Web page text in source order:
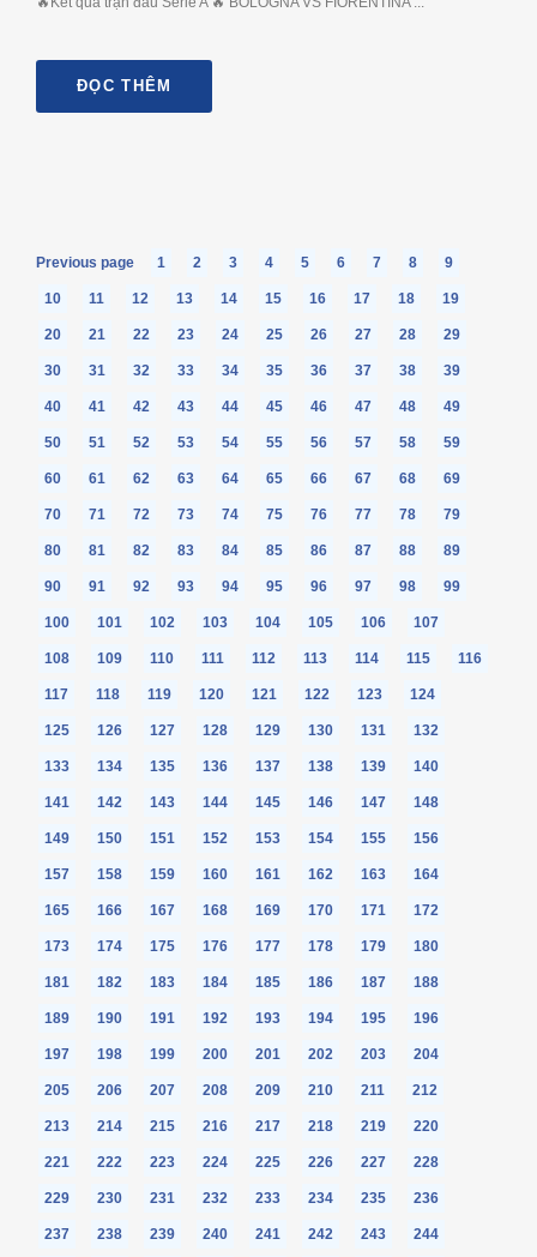
ĐỌC THÊM
Previous page 1 2 3 4 5 6 7 8 9
10 11 12 13 14 15 16 17 18 19
20 21 22 23 24 25 26 27 28 29
30 31 32 33 34 35 36 37 38 39
40 41 42 43 44 45 46 47 48 49
50 51 52 53 54 55 56 57 58 59
60 61 62 63 64 65 66 67 68 69
70 71 72 73 74 75 76 77 78 79
80 81 82 83 84 85 86 87 88 89
90 91 92 93 94 95 96 97 98 99
100 101 102 103 104 105 106 107
108 109 110 111 112 113 114 115 116
117 118 119 120 121 122 123 124
125 126 127 128 129 130 131 132
133 134 135 136 137 138 139 140
141 142 143 144 145 146 147 148
149 150 151 152 153 154 155 156
157 158 159 160 161 162 163 164
165 166 167 168 169 170 171 172
173 174 175 176 177 178 179 180
181 182 183 184 185 186 187 188
189 190 191 192 193 194 195 196
197 198 199 200 201 202 203 204
205 206 207 208 209 210 211 212
213 214 215 216 217 218 219 220
221 222 223 224 225 226 227 228
229 230 231 232 233 234 235 236
237 238 239 240 241 242 243 244